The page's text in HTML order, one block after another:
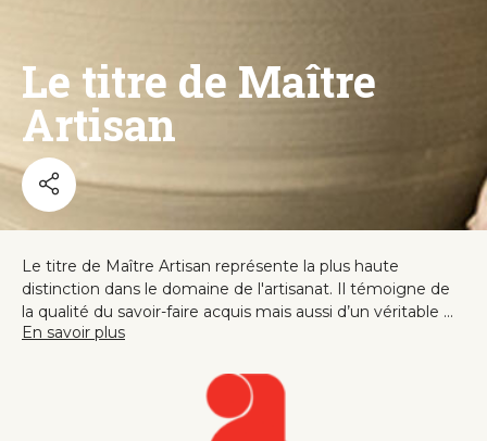
Le titre de Maître
Artisan
Le titre de Maître Artisan représente la plus haute
distinction dans le domaine de l'artisanat. Il témoigne de
la qualité du savoir-faire acquis mais aussi d’un véritable ...
En savoir plus